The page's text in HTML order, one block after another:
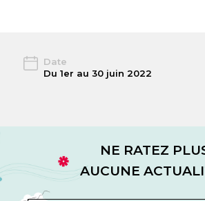
Date
Du 1er au 30 juin 2022
NE RATEZ
AUCUNE